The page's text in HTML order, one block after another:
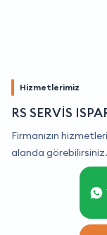
Hizmetlerimiz
RS SERVİS
Firmanızın
alanda görebilirsiniz.